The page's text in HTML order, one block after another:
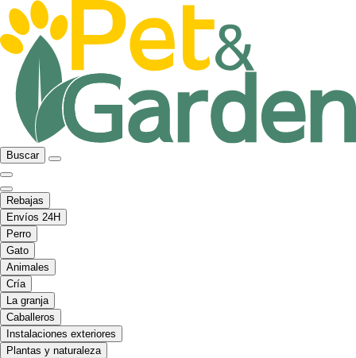
Buscar
Rebajas
Envíos 24H
Perro
Gato
Animales
Cría
La granja
Caballeros
Instalaciones exteriores
Plantas y naturaleza